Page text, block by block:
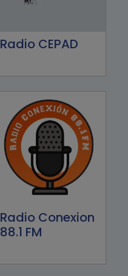
Radio CEPAD
Radio Conexion
88.1 FM